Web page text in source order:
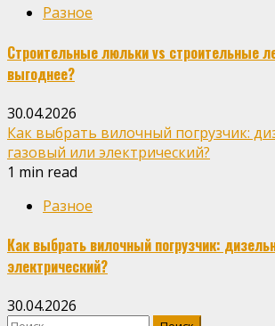
Разное
Строительные люльки vs строительные
выгоднее?
30.04.2026
Как выбрать вилочный погрузчик:
газовый или электрический?
1 min read
Разное
Как выбрать вилочный погрузчик:
электрический?
30.04.2026